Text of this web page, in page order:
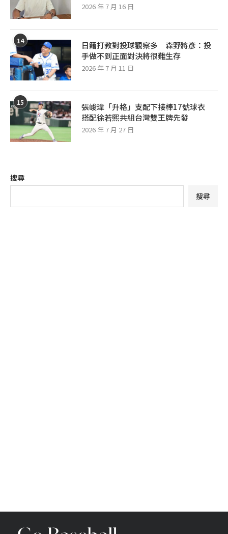
2026 年 7 月 16 日
14
日籍打教對投球觀察多 森野將彥：投
手做不到正面對決將很難生存
2026 年 7 月 11 日
15
張峻瑋「升格」支配下接棒17號球衣
搭配徐若熙共組台灣雙王牌先發
2026 年 7 月 27 日
搜尋
搜尋